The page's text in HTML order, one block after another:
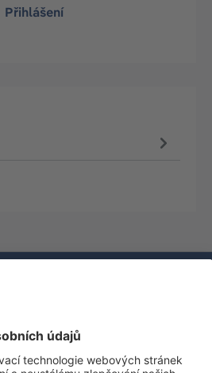
Přihlášení